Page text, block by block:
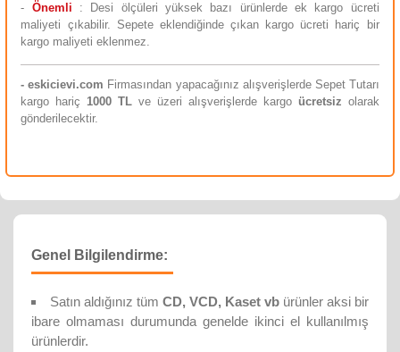
- Önemli
: Desi ölçüleri yüksek bazı ürünlerde ek kargo ücreti
maliyeti çıkabilir. Sepete eklendiğinde çıkan kargo ücreti hariç bir
kargo maliyeti eklenmez.
-eskicievi.com Firmasından yapacağınız alışverişlerde Sepet Tutarı
kargo hariç1000 TL ve üzeri alışverişlerde kargo ücretsiz olarak
gönderilecektir.
Genel Bilgilendirme:
Satın aldığınız tüm CD, VCD, Kaset vb ürünler aksi bir
ibare olmaması durumunda genelde ikinci el kullanılmış
ürünlerdir.